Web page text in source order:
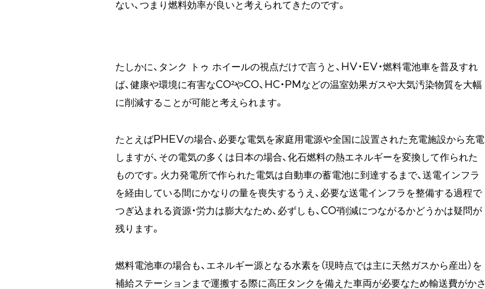
ない、つまり燃料効率が良いと考えられてきたのです。
たしかに、タンク トゥ ホイールの視点だけで言うと、HV・EV・燃料電池車を普及すれ
ば、健康や環境に有害なCO²やCO、HC・PMなどの温室効果ガスや大気汚染物質を大幅
に削減することが可能と考えられます。
たとえばPHEVの場合、必要な電気を家庭用電源や全国に設置された充電施設から充電
しますが、その電気の多くは日本の場合、化石燃料の熱エネルギーを変換して作られた
ものです。火力発電所で作られた電気は自動車の蓄電池に到達するまで、送電インフラ
を経由している間にかなりの量を喪失するうえ、必要な送電インフラを整備する過程で
つぎ込まれる資源・労力は膨大なため、必ずしも、CO²削減につながるかどうかは疑問が
残ります。
燃料電池車の場合も、エネルギー源となる水素を（現時点では主に天然ガスから産出）を
補給ステーションまで運搬する際に高圧タンクを備えた車両が必要なため輸送費がかさ